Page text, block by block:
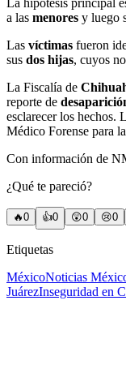
La hipótesis principal
a las menores y luego
Las víctimas fueron
sus dos hijas, cuyos
La Fiscalía de
reporte de
esclarecer los hechos.
Médico Forense para
Con información de
¿Qué te pareció?
🔥0 👍0 😲0 😢0
Etiquetas
MéxicoNoticias
JuárezInseguridad en